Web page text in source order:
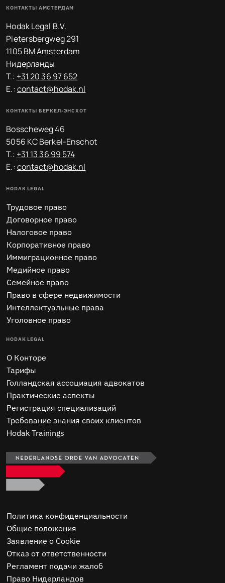
КОНТАКТЫ АМСТЕРДАМ
Hodak Legal B.V.
Pietersbergweg 291
1105 BM Amsterdam
Нидерланды
T.: +31 20 36 97 652
E.:contact@hodak.nl
КОНТАКТЫ БЕРКЕЛ-ЭНСХОТ
Bosscheweg 46
5056 KC Berkel-Enschot
T.: +31 13 36 99 574
E.:contact@hodak.nl
HODAK LEGAL
Трудовое право
Договорное право
Налоговое право
Корпоративное право
Иммиграционное право
Медийное право
Семейное право
Право в сфере недвижимости
Интеллектуальные права
Уголовное право
HODAK LEGAL
O Конторе
Тарифы
Голландская ассоциация адвокатов
Практические аспекты
Регистрация специализаций
Требование знания своих клиентов
Hodak Trainings
Политика конфиденциальности
Общие положения
Заявление о Cookie
Отказ от ответственности
Регламент подачи жалоб
Право Нидерландов